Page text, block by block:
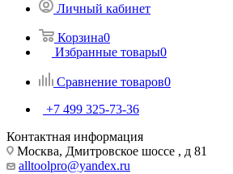
Личный кабинет
Корзина0
Избранные товары0
Сравнение товаров0
+7 499 325-73-36
Контактная информация
Москва, Дмитровское шоссе , д 81
alltoolpro@yandex.ru